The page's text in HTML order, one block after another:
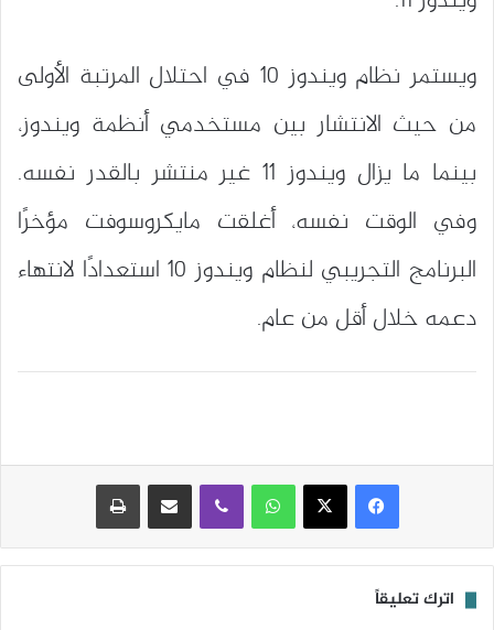
ويستمر نظام ويندوز 10 في احتلال المرتبة الأولى
من حيث الانتشار بين مستخدمي أنظمة ويندوز،
بينما ما يزال ويندوز 11 غير منتشر بالقدر نفسه.
وفي الوقت نفسه، أغلقت مايكروسوفت مؤخرًا
البرنامج التجريبي لنظام ويندوز 10 استعدادًا لانتهاء
دعمه خلال أقل من عام.
واتساب مشاركة عبر البريد
اترك تعليقاً